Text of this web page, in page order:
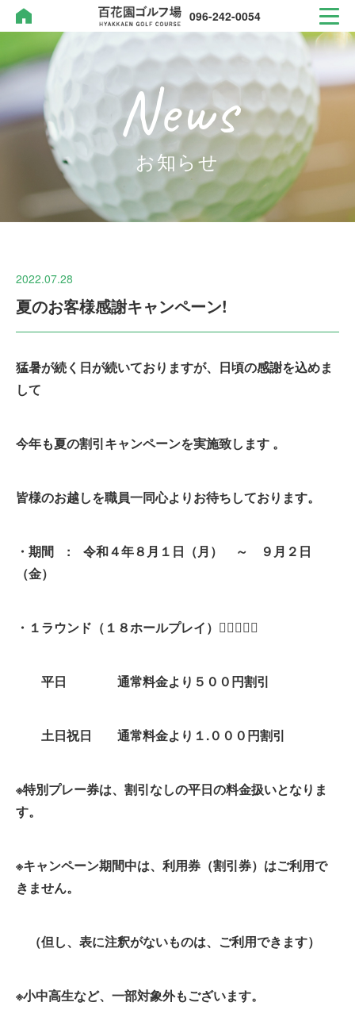
096-242-0054
TEL.096-242-0054
お知らせ
News
2022.07.28
夏のお客様感謝キャンペーン!
猛暑が続く日が続いておりますが、日頃の感謝を込めま
して
今年も夏の割引キャンペーンを実施致します 。
皆様のお越しを職員一同心よりお待ちしております。
・期間 : 令和４年８月１日（月） ～ ９月２日
（金）
・１ラウンド（１８ホールプレイ）🏌️‍♀️🏌️‍♂️⛳
平日 通常料金より５００円割引
土日祝日 通常料金より１.０００円割引
※特別プレー券は、割引なしの平日の料金扱いとなりま
す。
※キャンペーン期間中は、利用券（割引券）はご利用で
きません。
（但し、表に注釈がないものは、ご利用できます）
※小中高生など、一部対象外もございます。